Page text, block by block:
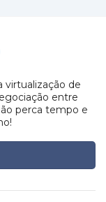
virtualização de
entre
perca tempo e